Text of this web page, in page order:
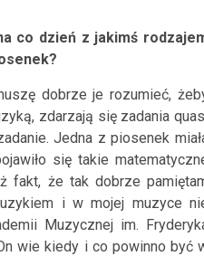
co dzień z jakimś
dobrze je rozumieć,
zdarzają się zadania
Jedna z piosenek
się takie
fakt, że tak dobrze
i w mojej muzyce
Muzycznej im.
wie kiedy i co powinno być